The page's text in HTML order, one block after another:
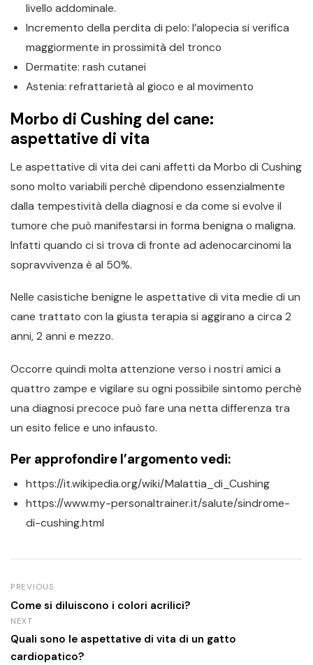
livello addominale.
Incremento della perdita di pelo: l’alopecia si verifica
maggiormente in prossimità del tronco
Dermatite: rash cutanei
Astenia: refrattarietà al gioco e al movimento
Morbo di Cushing del cane:
aspettative di vita
Le aspettative di vita dei cani affetti da Morbo di Cushing
sono molto variabili perchè dipendono essenzialmente
dalla tempestività della diagnosi e da come si evolve il
tumore che può manifestarsi in forma benigna o maligna.
Infatti quando ci si trova di fronte ad adenocarcinomi la
sopravvivenza è al 50%.
Nelle casistiche benigne le aspettative di vita medie di un
cane trattato con la giusta terapia si aggirano a circa 2
anni, 2 anni e mezzo.
Occorre quindi molta attenzione verso i nostri amici a
quattro zampe e vigilare su ogni possibile sintomo perchè
una diagnosi precoce può fare una netta differenza tra
un esito felice e uno infausto.
Per approfondire l’argomento vedi:
https://it.wikipedia.org/wiki/Malattia_di_Cushing
https://www.my-personaltrainer.it/salute/sindrome-
di-cushing.html
PREVIOUS
Come si diluiscono i colori acrilici?
NEXT
Quali sono le aspettative di vita di un gatto
cardiopatico?